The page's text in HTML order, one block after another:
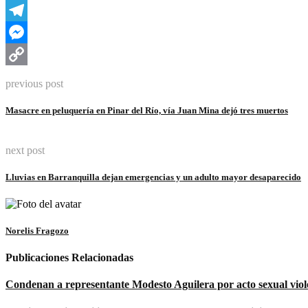
WhatsApp
Telegram
Messenger
previous post
Masacre en peluquería en Pinar del Río, vía Juan Mina dejó tres muertos
next post
Lluvias en Barranquilla dejan emergencias y un adulto mayor desaparecido
Norelis Fragozo
Publicaciones Relacionadas
Condenan a representante Modesto Aguilera por acto sexual